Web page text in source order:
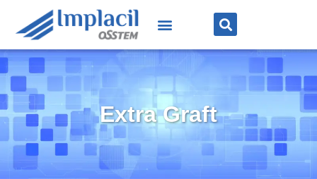
Extra Graft